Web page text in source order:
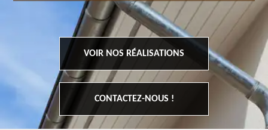
VOIR NOS RÉALISATIONS
CONTACTEZ-NOUS !